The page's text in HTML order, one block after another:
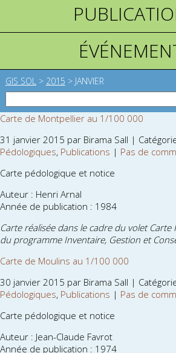
GIS SOL > 2015 > JANVIER
Carte de Montpellier au 1/100 000
31 janvier 2015 par Birama Sall |
Pédologiques, Publications | Pas de
Carte pédologique et notice
Auteur : Henri Arnal
Année de publication : 1984
Carte réalisée dans le cadre du volet
du programme Inventaire, Gestion et
Carte de Moulins au 1/100 000
30 janvier 2015 par Birama Sall |
Pédologiques, Publications | Pas de
Carte pédologique et notice
Auteur : Jean-Claude Favrot
Année de publication : 1974